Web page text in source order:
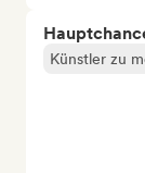
Künstler zu